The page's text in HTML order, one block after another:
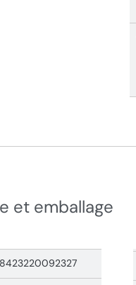
et emballage
8423220092327